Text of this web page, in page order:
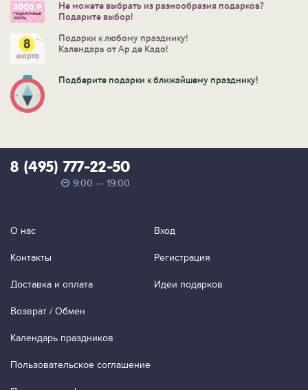
Не можете выбрать из разнообразия подарков?
Подарите выбор!
Подарки к любому празднику!
Календарь от Ар де Кадо!
Подберите подарки к ближайшему празднику!
8 (495) 777-22-50
9:00 — 19:00
О нас
Контакты
Доставка и оплата
Возврат / Обмен
Календарь праздников
Пользовательское соглашение
Вход
Регистрация
Идеи подарков